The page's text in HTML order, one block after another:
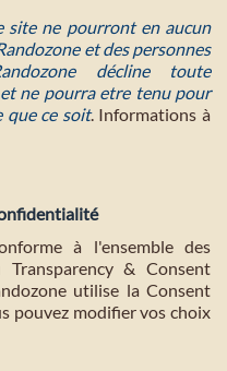
site ne pourront en aucun
et des personnes
décline toute
ne pourra etre tenu pour
que ce soit. Informations à
à l'ensemble des
& Consent
utilise la Consent
pouvez modifier vos choix